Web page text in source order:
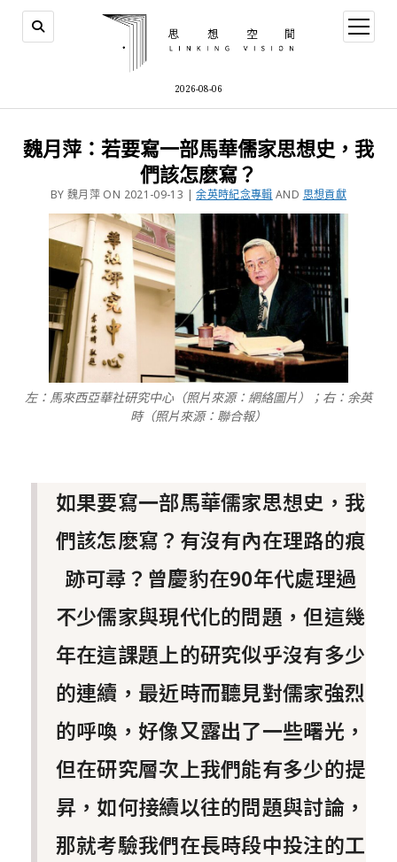
2026-08-06
魏月萍：若要寫一部馬華儒家思想史，我
們該怎麽寫？
BY 魏月萍 ON 2021-09-13 |余英時紀念專輯 AND 思想貢獻
左：馬來西亞華社研究中心（照片來源：網絡圖片）；右：余英
時（照片來源：聯合報）
如果要寫一部馬華儒家思想史，我
們該怎麽寫？有沒有內在理路的痕
跡可尋？曾慶豹在90年代處理過
不少儒家與現代化的問題，但這幾
年在這課題上的研究似乎沒有多少
的連續，最近時而聽見對儒家強烈
的呼喚，好像又露出了一些曙光，
但在研究層次上我們能有多少的提
昇，如何接續以往的問題與討論，
那就考驗我們在長時段中投注的工